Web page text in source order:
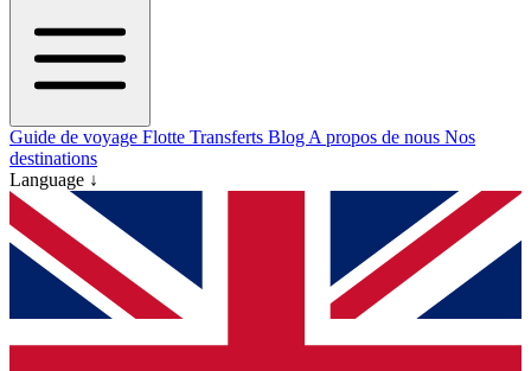
Guide de voyage Flotte Transferts Blog A propos de nous Nos
destinations
Language ↓